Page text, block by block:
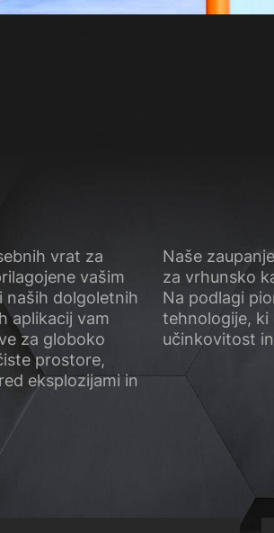
vrat za
vašim
naših dolgoletnih
aplikacij vam
za globoko
prostore,
eksplozijami in
Naše
za vrhunsko
Na podlagi
tehnologije, ki
učinkovitost